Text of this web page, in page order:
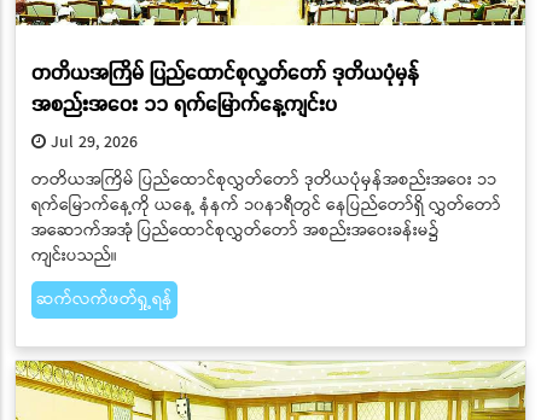
တတိယအကြိမ် ပြည်ထောင်စုလွှတ်တော် ဒုတိယပုံမှန်
အစည်းအဝေး ၁၁ ရက်မြောက်နေ့ကျင်းပ
Jul 29, 2026
တတိယအကြိမ် ပြည်ထောင်စုလွှတ်တော် ဒုတိယပုံမှန်အစည်းအဝေး ၁၁
ရက်မြောက်နေ့ကို ယနေ့ နံနက် ၁၀နာရီတွင် နေပြည်တော်ရှိ လွှတ်တော်
အဆောက်အအုံ ပြည်ထောင်စုလွှတ်တော် အစည်းအဝေးခန်းမ၌
ကျင်းပသည်။
ဆက်လက်ဖတ်ရှု့ရန်